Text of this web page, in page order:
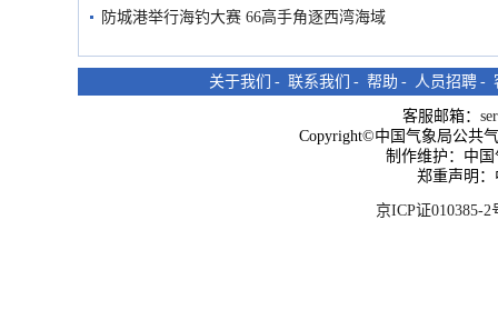
防城港举行海钓大赛 66高手角逐西湾海域
关于我们 - 联系我们 - 帮助 - 人员招聘 -
客服邮箱：
Copyright©中国气象局公共
制作维护：中
郑重声明
京ICP证010385-2